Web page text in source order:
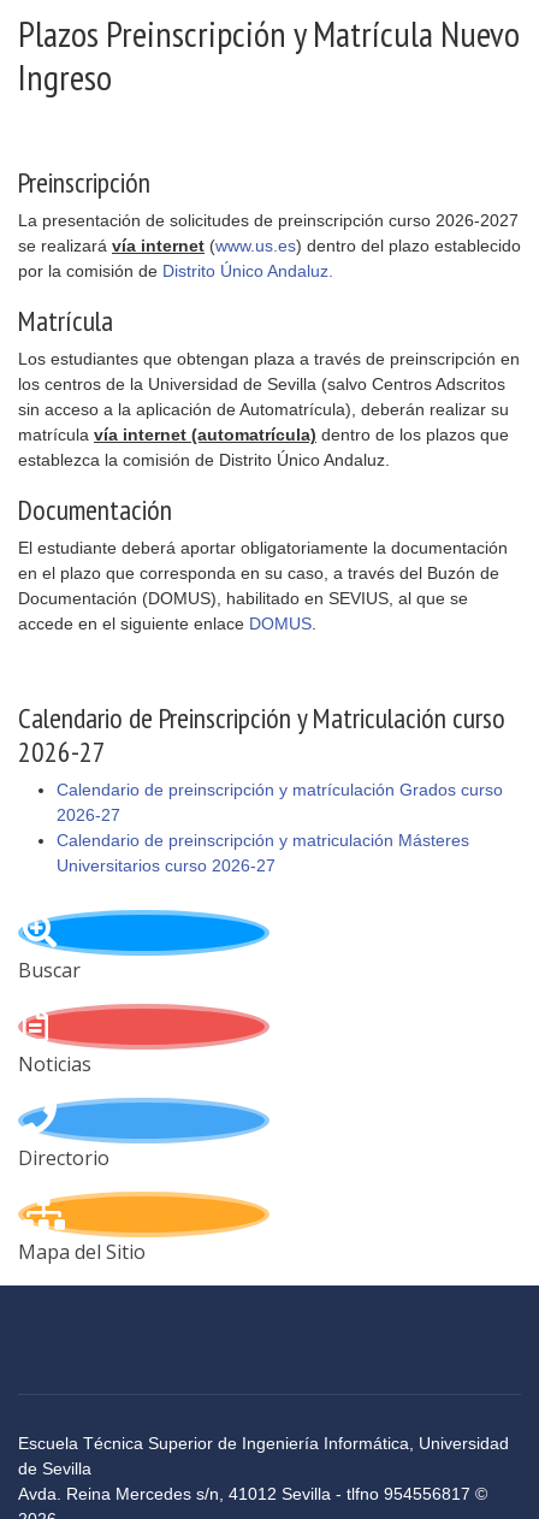
Plazos Preinscripción y Matrícula Nuevo
Ingreso
Preinscripción
La presentación de solicitudes de preinscripción curso 2026-2027
se realizará vía internet (www.us.es) dentro del plazo establecido
por la comisión de Distrito Único Andaluz.
Matrícula
Los estudiantes que obtengan plaza a través de preinscripción en
los centros de la Universidad de Sevilla (salvo Centros Adscritos
sin acceso a la aplicación de Automatrícula), deberán realizar su
matrícula vía internet (automatrícula) dentro de los plazos que
establezca la comisión de Distrito Único Andaluz.
Documentación
El estudiante deberá aportar obligatoriamente la documentación
en el plazo que corresponda en su caso, a través del Buzón de
Documentación (DOMUS), habilitado en SEVIUS, al que se
accede en el siguiente enlace DOMUS
Calendario de Preinscripción y Matriculación curso
2026-27
Calendario de preinscripción y matrículación Grados curso
2026-27
Calendario de preinscripción y matriculación Másteres
Universitarios curso 2026-27
Buscar
Noticias
Directorio
Mapa del Sitio
Escuela Técnica Superior de Ingeniería Informática, Universidad
de Sevilla
Avda. Reina Mercedes s/n, 41012 Sevilla - tlfno 954556817 ©